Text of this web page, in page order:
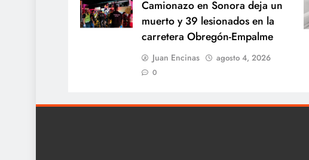
Camionazo en Sonora deja un
muerto y 39 lesionados en la
carretera Obregón-Empalme
Juan Encinas agosto 4, 2026
0